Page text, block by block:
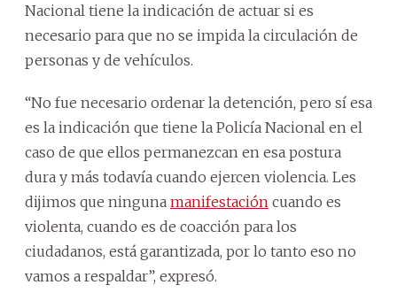
Nacional tiene la indicación de actuar si es
necesario para que no se impida la circulación de
personas y de vehículos.
“No fue necesario ordenar la detención, pero sí esa
es la indicación que tiene la Policía Nacional en el
caso de que ellos permanezcan en esa postura
dura y más todavía cuando ejercen violencia. Les
dijimos que ninguna manifestación cuando es
violenta, cuando es de coacción para los
ciudadanos, está garantizada, por lo tanto eso no
vamos a respaldar”, expresó.